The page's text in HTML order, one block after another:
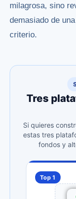
milagrosa, sino
demasiado de
criterio.
Tres
Si quieres
estas tres
fondos y
Top 1